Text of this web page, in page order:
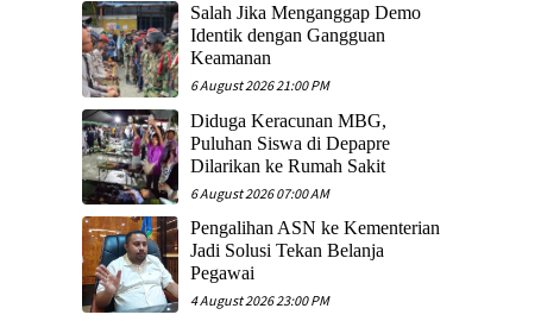
Salah Jika Menganggap Demo
Identik dengan Gangguan
Keamanan
6 August 2026 21:00 PM
Diduga Keracunan MBG,
Puluhan Siswa di Depapre
Dilarikan ke Rumah Sakit
6 August 2026 07:00 AM
Pengalihan ASN ke Kementerian
Jadi Solusi Tekan Belanja
Pegawai
4 August 2026 23:00 PM